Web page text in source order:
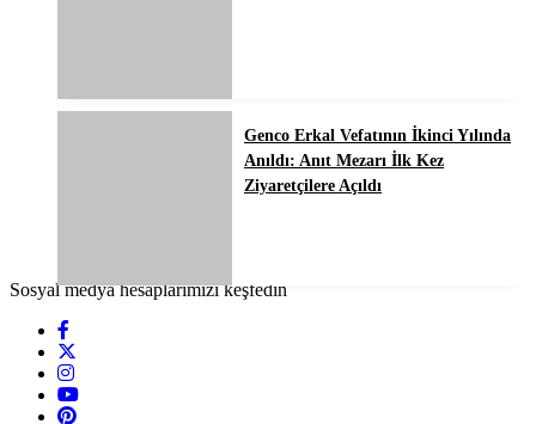
Genco Erkal Vefatının İkinci Yılında
Anıldı: Anıt Mezarı İlk Kez
Ziyaretçilere Açıldı
Sosyal medya hesaplarımızı keşfedin